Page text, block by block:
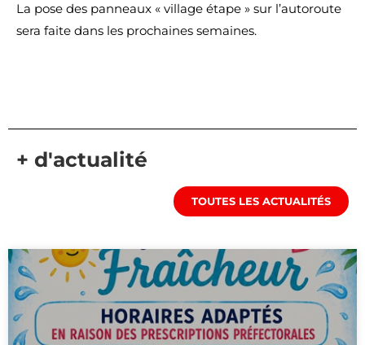
La pose des panneaux « village étape » sur l’autoroute
sera faite dans les prochaines semaines.
+ d'actualité
TOUTES LES ACTUALITÉS